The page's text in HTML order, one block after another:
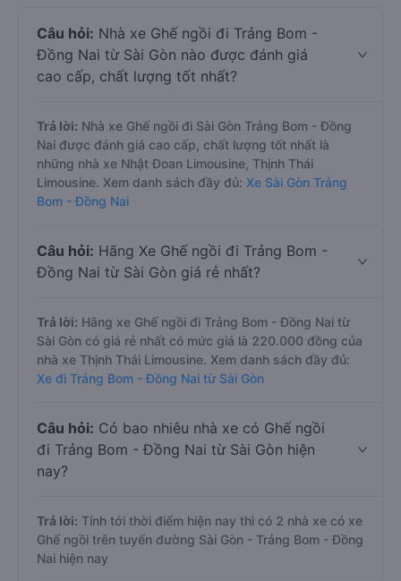
Câu hỏi: Nhà xe Ghế ngồi đi Trảng Bom -
Đồng Nai từ Sài Gòn nào được đánh giá
cao cấp, chất lượng tốt nhất?
Trả lời: Nhà xe Ghế ngồi đi Sài Gòn Trảng Bom - Đồng
Nai được đánh giá cao cấp, chất lượng tốt nhất là
những nhà xe Nhật Đoan Limousine, Thịnh Thái
Limousine. Xem danh sách đầy đủ: Xe Sài Gòn Trảng
Bom - Đồng Nai
Câu hỏi: Hãng Xe Ghế ngồi đi Trảng Bom -
Đồng Nai từ Sài Gòn giá rẻ nhất?
Trả lời: Hãng xe Ghế ngồi đi Trảng Bom - Đồng Nai từ
Sài Gòn có giá rẻ nhất có mức giá là 220.000 đồng của
nhà xe Thịnh Thái Limousine. Xem danh sách đầy đủ:
Xe đi Trảng Bom - Đồng Nai từ Sài Gòn
Câu hỏi: Có bao nhiêu nhà xe có Ghế ngồi
đi Trảng Bom - Đồng Nai từ Sài Gòn hiện
nay?
Trả lời: Tính tới thời điểm hiện nay thì có 2 nhà xe có xe
Ghế ngồi trên tuyến đường Sài Gòn - Trảng Bom - Đồng
Nai hiện nay